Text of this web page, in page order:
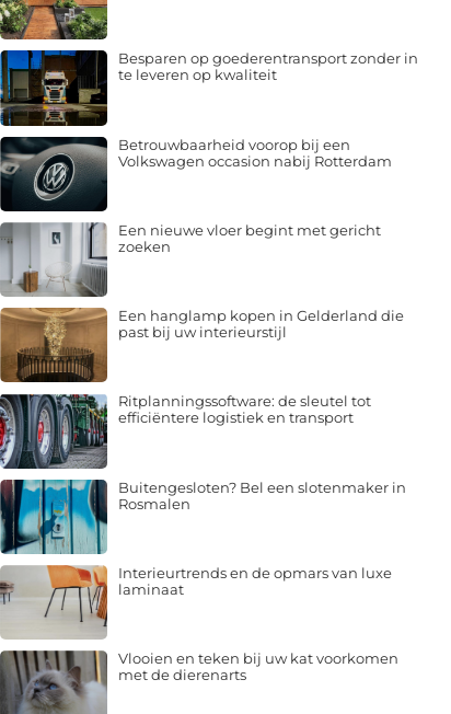
Besparen op goederentransport zonder in
te leveren op kwaliteit
Betrouwbaarheid voorop bij een
Volkswagen occasion nabij Rotterdam
Een nieuwe vloer begint met gericht
zoeken
Een hanglamp kopen in Gelderland die
past bij uw interieurstijl
Ritplanningssoftware: de sleutel tot
efficiëntere logistiek en transport
Buitengesloten? Bel een slotenmaker in
Rosmalen
Interieurtrends en de opmars van luxe
laminaat
Vlooien en teken bij uw kat voorkomen
met de dierenarts